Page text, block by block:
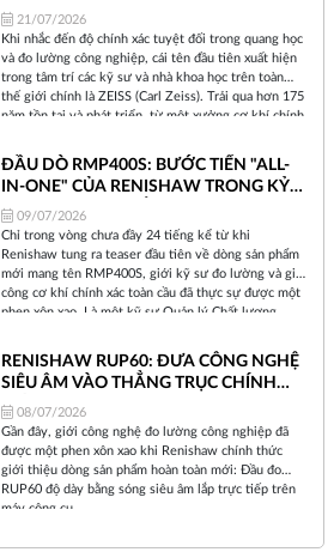
21/07/2026
Khi nhắc đến độ chính xác tuyệt đối trong quang học
và đo lường công nghiệp, cái tên đầu tiên xuất hiện
trong tâm trí các kỹ sư và nhà khoa học trên toàn
thế giới chính là ZEISS (Carl Zeiss). Trải qua hơn 175
năm tồn tại và phát triển, từ một xưởng cơ khí chính
đoàn công nghệ toàn cầu, ZEISS đã không ngừng
định hình lại cách chúng ta nhìn nhận thế giới và
kiểm soát chất lượng sản phẩm.
ĐẦU DÒ RMP400S: BƯỚC TIẾN "ALL-
IN-ONE" CỦA RENISHAW TRONG KỶ
NGUYÊN SẢN XUẤT THÔNG MINH
09/07/2026
Chỉ trong vòng chưa đầy 24 tiếng kể từ khi
Renishaw tung ra teaser đầu tiên về dòng sản phẩm
mới mang tên RMP400S, giới kỹ sư đo lường và gia
công cơ khí chính xác toàn cầu đã thực sự được một
phen xôn xao. Là một kỹ sư Quản lý Chất lượng
mỗi khi Renishaw ra mắt một thiết bị mới, đó không
chỉ là sự nâng cấp phần cứng đơn thuần, mà là một
sự dịch chuyển về triết lý sản xuất.
RENISHAW RUP60: ĐƯA CÔNG NGHỆ
SIÊU ÂM VÀO THẲNG TRỤC CHÍNH
MÁY CNC
08/07/2026
Gần đây, giới công nghệ đo lường công nghiệp đã
được một phen xôn xao khi Renishaw chính thức
giới thiệu dòng sản phẩm hoàn toàn mới: Đầu đo
RUP60 độ dày bằng sóng siêu âm lắp trực tiếp trên
máy công cụ.